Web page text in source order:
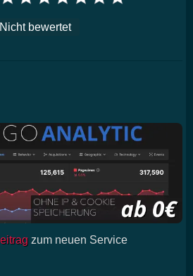
Nicht bewertet
zum neuen Service